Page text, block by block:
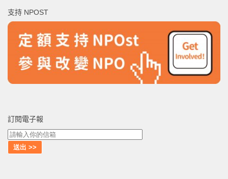
字:
支持 NPOST
訂閱電子報